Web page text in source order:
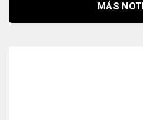
MÁS